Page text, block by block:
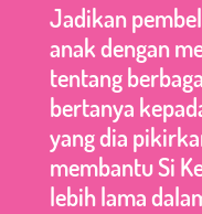
Jadikan
anak dengan
tentang
bertanya
yang dia
membantu Si
lebih lama